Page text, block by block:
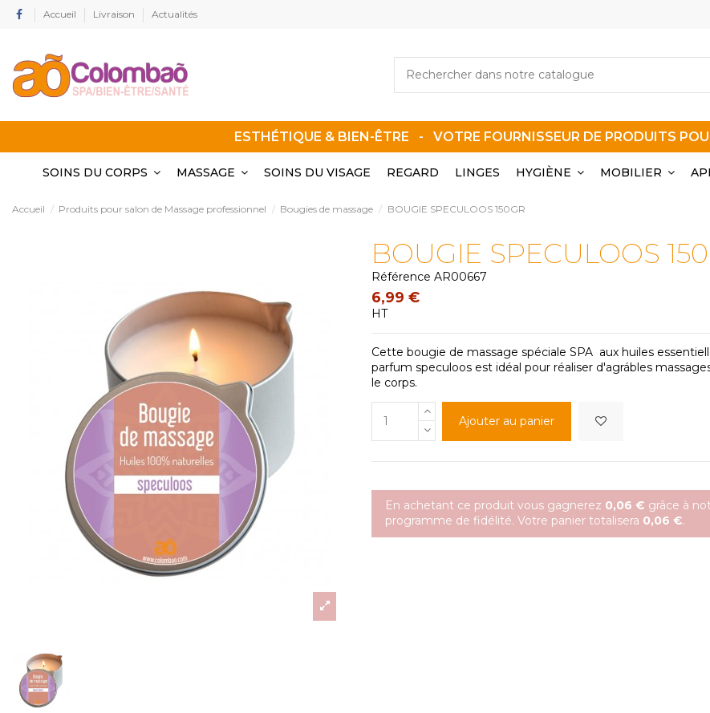
Accueil Livraison Actualités
ESTHÉTIQUE & BIEN-ÊTRE - VOTRE FOURNISSEUR DE PRODUITS
SOINS DU CORPS MASSAGE SOINS DU VISAGE REGARD LINGES HYGIÈNE MOBILIER
Accueil Produits pour salon de Massage professionnel Bougies de massage BOUGIE SPECULOOS 150GR
BOUGIE SPECULOOS
Référence AR00667
6,99 €
HT
Cette bougie de massage spéciale SPA aux huiles
parfum speculoos est idéal pour réaliser d'agrábles
le corps.
Ajouter au panier
En achetant ce produit vous gagnerez 0,06 € grâce à
programme de fidélité. Votre panier totalisera 0,06 €.